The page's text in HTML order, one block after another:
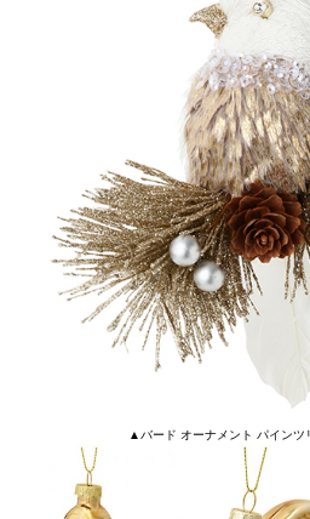
▲バード オーナメント パインツ